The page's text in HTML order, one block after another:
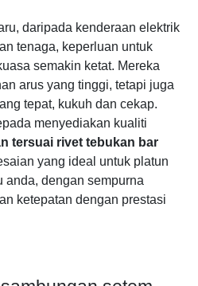
daripada kenderaan elektrik
tenaga, keperluan untuk
semakin ketat. Mereka
arus yang tinggi, tetapi juga
tepat, kukuh dan cekap.
menyediakan kualiti
tersuai rivet tebukan bar
yang ideal untuk platun
anda, dengan sempurna
ketepatan dengan prestasi